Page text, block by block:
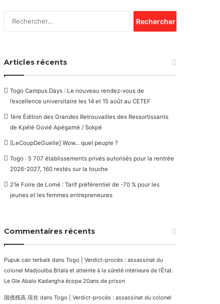
Articles récents
Togo Campus Days : Le nouveau rendez-vous de
l’excellence universitaire les 14 et 15 août au CETEF
1ère Édition des Grandes Retrouvailles des Ressortissants
de Kpélé Govié Apégamé / Sokpé
[LeCoupDeGuelle] Wow… quel peuple ?
Togo : 5 707 établissements privés autorisés pour la rentrée
2026-2027, 160 restés sur la touche
21e Foire de Lomé : Tarif préférentiel de -70 % pour les
jeunes et les femmes entrepreneures
Commentaires récents
Pupuk cair terbaik dans Togo | Verdict-procès : assassinat du
colonel Madjoulba Bitala et atteinte à la sûreté intérieure de l’État.
Le Gle Abalo Kadangha écope 20ans de prison
国債残高 現在 dans Togo | Verdict-procès : assassinat du colonel